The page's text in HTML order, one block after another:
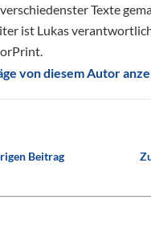
Texte
ist Lukas
von diesem Autor
Beitrag